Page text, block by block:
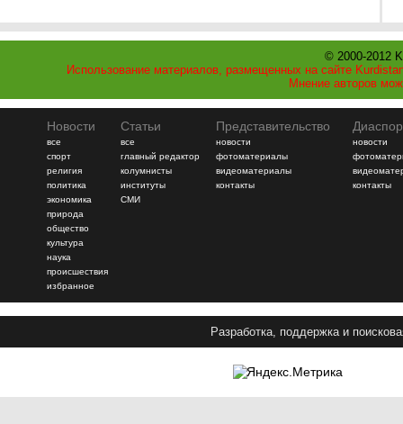
© 2000-2012
Использование материалов, размещенных на сайте
Мнение авторов
Новости
все
спорт
религия
политика
экономика
природа
общество
культура
наука
происшествия
избранное
Статьи
все
главный редактор
колумнисты
институты
СМИ
Представительство
новости
фотоматериалы
видеоматериалы
контакты
новости
контакты
Разработка, поддержка и